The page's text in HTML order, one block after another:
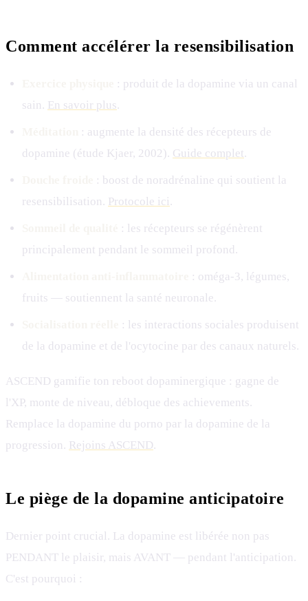
Comment accélérer la resensibilisation
: produit de la dopamine via un canal
sain. En savoir plus.
: augmente la densité des récepteurs de
dopamine (étude Kjaer, 2002). Guide complet.
: boost de noradrénaline qui soutient la
resensibilisation. Protocole ici .
: les récepteurs se régénèrent
principalement pendant le sommeil profond.
: oméga-3, légumes,
fruits — soutiennent la santé neuronale.
: les interactions sociales produisent
de la dopamine et de l'ocytocine par des canaux naturels.
ASCEND gamifie ton reboot dopaminergique : gagne de
l'XP, monte de niveau, débloque des achievements.
Remplace la dopamine du porno par la dopamine de la
progression. Rejoins ASCEND.
Le piège de la dopamine anticipatoire
Dernier point crucial. La dopamine est libérée non pas
PENDANT le plaisir, mais AVANT — pendant l'anticipation.
C'est pourquoi :